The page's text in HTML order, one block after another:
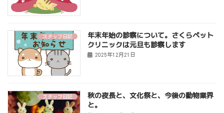
スタッフ日記
年末年始の診察について。さくらペット
クリニックは元旦も診察します
2025年12月21日
スタッフ日記
秋の夜長と、文化祭と、今後の動物業界
と。